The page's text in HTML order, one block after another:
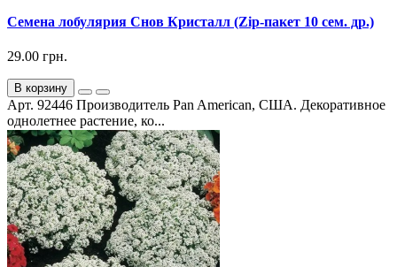
Семена лобулярия Снов Кристалл (Zip-пакет 10 сем. др.)
29.00 грн.
В корзину
Арт. 92446 Производитель Pan American, США. Декоративное
однолетнее растение, ко...